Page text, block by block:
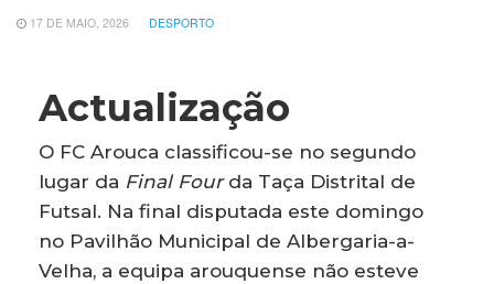
17 DE MAIO, 2026 DESPORTO
Actualização
O FC Arouca classificou-se no segundo
lugar da Final Fourda Taça Distrital de
Futsal. Na final disputada este domingo
no Pavilhão Municipal de Albergaria-a-
Velha, a equipa arouquense não esteve